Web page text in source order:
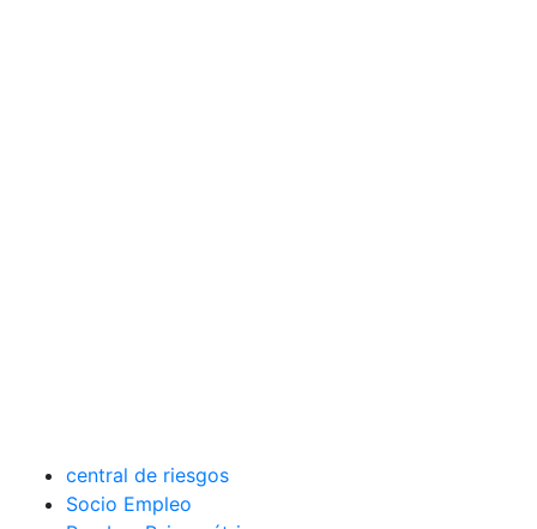
central de riesgos
Socio Empleo